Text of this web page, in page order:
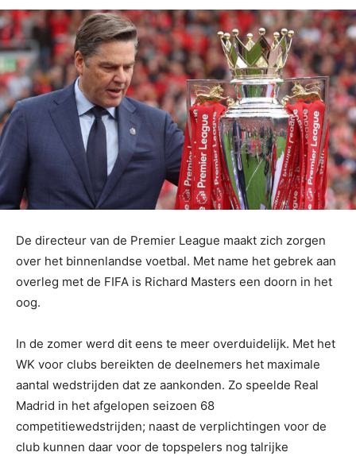
De directeur van de Premier League maakt zich zorgen
over het binnenlandse voetbal. Met name het gebrek aan
overleg met de FIFA is Richard Masters een doorn in het
oog.
In de zomer werd dit eens te meer overduidelijk. Met het
WK voor clubs bereikten de deelnemers het maximale
aantal wedstrijden dat ze aankonden. Zo speelde Real
Madrid in het afgelopen seizoen 68
competitiewedstrijden; naast de verplichtingen voor de
club kunnen daar voor de topspelers nog talrijke